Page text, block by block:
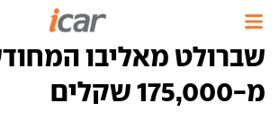
שברולט מאליבו
מ-175,000 שקלים